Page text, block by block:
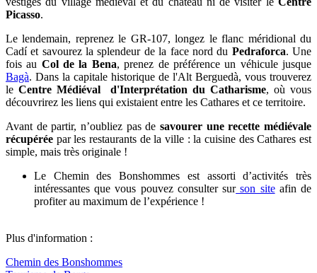
Picasso.
Le lendemain, reprenez le GR-107, longez le flanc méridional du
Cadí et savourez la splendeur de la face nord du Pedraforca. Une
fois au Col de la Bena, prenez de préférence un véhicule jusque
Bagà. Dans la capitale historique de l'Alt Berguedà, vous trouverez
le Centre Médiéval d'Interprétation du Catharisme, où vous
découvrirez les liens qui existaient entre les Cathares et ce territoire.
Avant de partir, n’oubliez pas de savourer une recette médiévale
récupérée par les restaurants de la ville : la cuisine des Cathares est
simple, mais très originale !
Le Chemin des Bonshommes est assorti d’activités très
intéressantes que vous pouvez consulter surson siteafin de
profiter au maximum de l’expérience !
Plus d'information :
Chemin des Bonshommes